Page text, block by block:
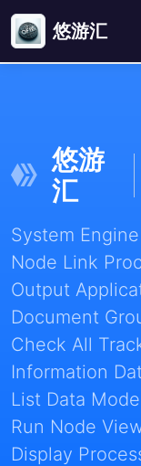
悠游汇
悠游
汇
System
Node Link
Output
Document
Check All
Information
List Data
Run Node
Display